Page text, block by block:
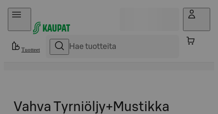
Hyppää sisältöön
Tuotteet
Vahva Tyrniöljy+Mustikka